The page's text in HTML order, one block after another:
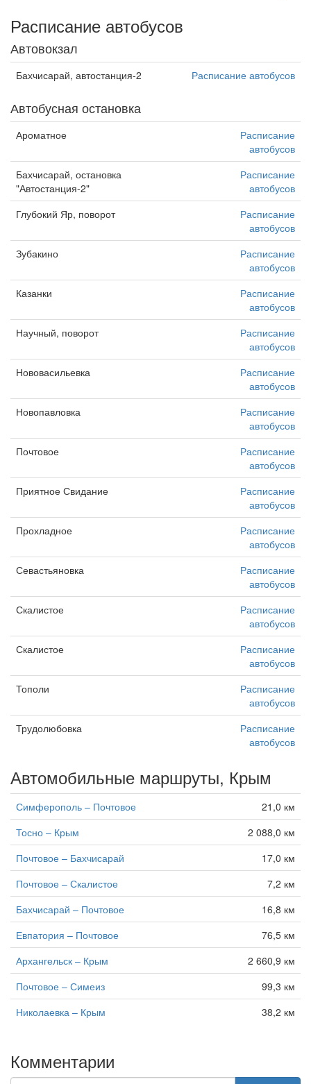
Расписание автобусов
Автовокзал
Бахчисарай, автостанция-2 Расписание автобусов
Автобусная остановка
Ароматное
Расписание
автобусов
Бахчисарай, остановка
"Автостанция-2"
Расписание
автобусов
Глубокий Яр, поворот
Расписание
автобусов
Зубакино
Расписание
автобусов
Казанки
Расписание
автобусов
Научный, поворот
Расписание
автобусов
Нововасильевка
Расписание
автобусов
Новопавловка
Расписание
автобусов
Почтовое
Расписание
автобусов
Приятное Свидание
Расписание
автобусов
Прохладное
Расписание
автобусов
Севастьяновка
Расписание
автобусов
Скалистое
Расписание
автобусов
Скалистое
Расписание
автобусов
Тополи
Расписание
автобусов
Трудолюбовка
Расписание
автобусов
Автомобильные маршруты, Крым
Симферополь – Почтовое
21,0 км
Тосно – Крым
2 088,0 км
Почтовое – Бахчисарай
17,0 км
Почтовое – Скалистое
7,2 км
Бахчисарай – Почтовое
16,8 км
Евпатория – Почтовое
76,5 км
Архангельск – Крым
2 660,9 км
Почтовое – Симеиз
99,3 км
Николаевка – Крым
38,2 км
Комментарии